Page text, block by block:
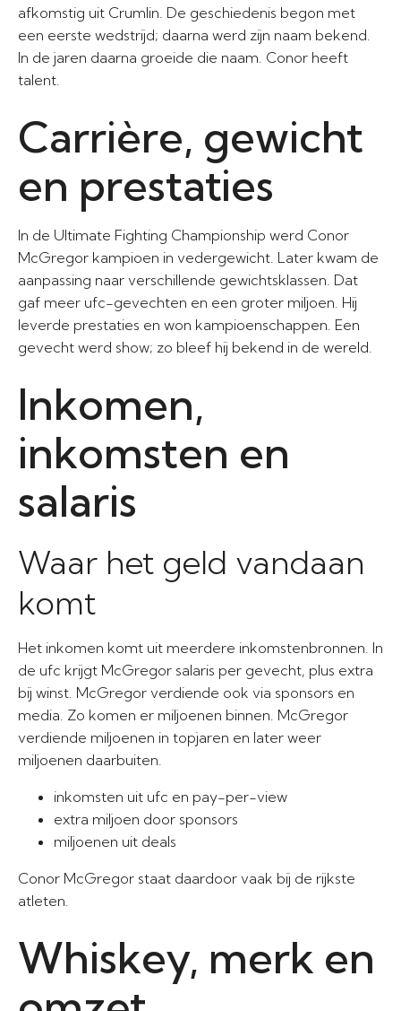
afkomstig uit Crumlin. De geschiedenis begon met
een eerste wedstrijd; daarna werd zijn naam bekend.
In de jaren daarna groeide die naam. Conor heeft
talent.
Carrière, gewicht
en prestaties
In de Ultimate Fighting Championship werd Conor
McGregor kampioen in vedergewicht. Later kwam de
aanpassing naar verschillende gewichtsklassen. Dat
gaf meer ufc-gevechten en een groter miljoen. Hij
leverde prestaties en won kampioenschappen. Een
gevecht werd show; zo bleef hij bekend in de wereld.
Inkomen,
inkomsten en
salaris
Waar het geld vandaan
komt
Het inkomen komt uit meerdere inkomstenbronnen. In
de ufc krijgt McGregor salaris per gevecht, plus extra
bij winst. McGregor verdiende ook via sponsors en
media. Zo komen er miljoenen binnen. McGregor
verdiende miljoenen in topjaren en later weer
miljoenen daarbuiten.
inkomsten uit ufc en pay-per-view
extra miljoen door sponsors
miljoenen uit deals
Conor McGregor staat daardoor vaak bij de rijkste
atleten.
Whiskey, merk en